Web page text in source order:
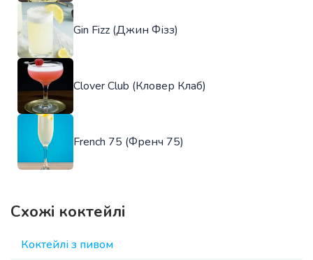
Gin Fizz (Джин Фізз)
Clover Club (Кловер Клаб)
French 75 (Френч 75)
Схожі коктейлі
Коктейлі з пивом